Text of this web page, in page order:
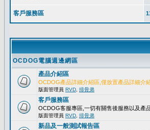
OCDOG電腦週邊網區
產品介紹區
OCDOG產品詳細介紹區,僅放置產品詳細介
版面管理員 RVD 排骨弟
客戶服務區
OCDOG客服專區,一切有關售後服務以及產
版面管理員 RVD 排骨弟
新品及一般測試報告區